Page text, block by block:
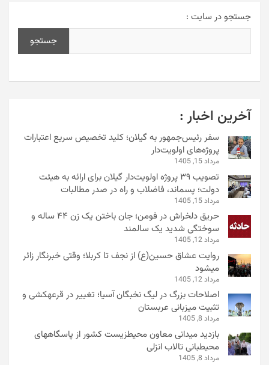
جستجو در سایت :
جستجو
آخرین اخبار :
سفر رئیس‌جمهور به گیلان؛ کلید تخصیص سریع اعتبارات
پروژه‌های اولویت‌دار
مرداد 15, 1405
تصویب ۳۹ پروژه اولویت‌دار گیلان برای ارائه به هیئت
دولت؛ پسماند، فاضلاب و راه در صدر مطالبات
مرداد 15, 1405
حریق دلخراش در فومن؛ جان باختن یک زن ۴۴ ساله و
سوختگی شدید یک سالمند
مرداد 12, 1405
روایت عشاق حسین(ع) از نجف تا کربلا؛ وقتی خبرنگار زائر
میشود
مرداد 12, 1405
اصلاحات بزرگ در لیگ نخبگان آسیا؛ تغییر در قرعهکشی و
تثبیت میزبانی عربستان
مرداد 8, 1405
بازدید میدانی معاون محیطزیست کشور از پاسگاههای
محیطبانی تالاب انزلی
مرداد 8, 1405